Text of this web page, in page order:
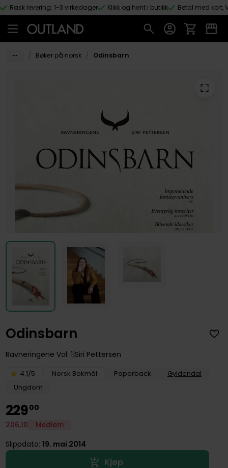
Hopp til hovedinnhold
Rask levering: 1-3 virkedager Klikk og hent i butikk Betal med kort,
Bøker på norsk Odinsbarn
Odinsbarn
Ravneringene Vol. 1 Siri Pettersen
4.1/5 Norsk Bokmål Paperback
Gyldendal
Ungdom
22900
206,10 Medlem
Slippdato: 19. mai 2014
Kjøp